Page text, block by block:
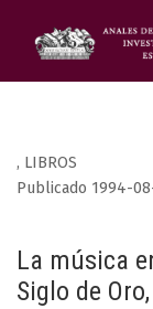
, LIBROS
La música
Siglo de
Publicado 1994-